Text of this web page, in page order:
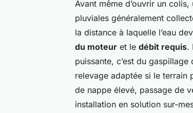
Avant même d’ouvrir un
pluviales généralement
la distance à laquelle l’eau
du moteur et le débit requis.
puissante, c’est du gaspillage
relevage adaptée si le terrain
de nappe élevé, passage de
installation en solution sur-